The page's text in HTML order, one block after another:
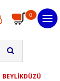
0
BEYLİKDÜZÜ